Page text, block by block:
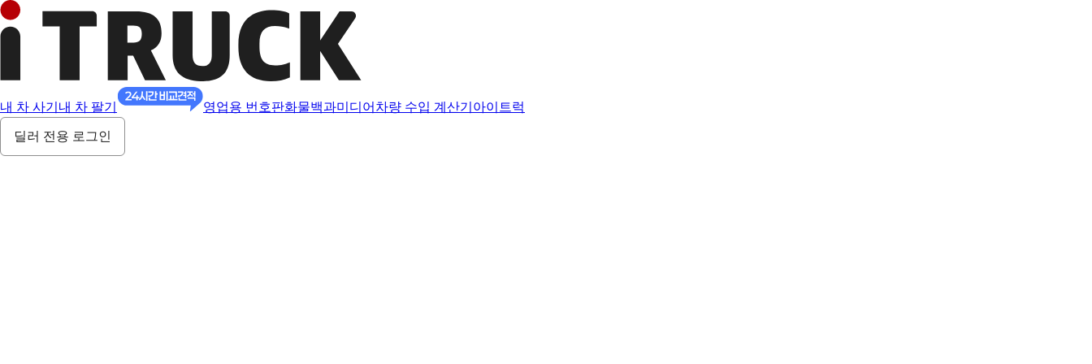
내 차 사기 내 차 팔기 영업용 번호판화물백과미디어 차량 수입 계산기 아이트럭
딜러 전용 로그인